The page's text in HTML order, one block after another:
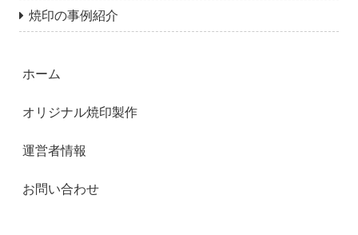
焼印の事例紹介
ホーム
オリジナル焼印製作
運営者情報
お問い合わせ